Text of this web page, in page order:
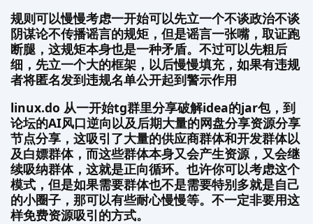
规则可以慢慢考虑一开始可以先立一个不谈政治不谈
阴谋论不传播谣言的规矩，但是谣言一张嘴，取证跑
断腿，这规矩本身也是一种矛盾。不过可以先粗后
细，先立一个大的框架，以后慢慢填充，如果有违规
者将匿名发到违规名单公开起到警示作用
linux.do 从一开始tg群里分享破解idea的jar包，到
论坛的AI风口逆向以及后期大量的网盘分享资源分享
节点分享，这吸引了大量的供应商群体和开发群体以
及白嫖群体，而这些群体本身又会产生资源，又会继
续吸纳群体，这就是正向循环。也许你可以考虑这个
模式，但是如果需要群体也不是需要特别多就是自己
的小圈子，那可以有些耐心慢慢等。不一定非要用这
样免费资源吸引的方式。